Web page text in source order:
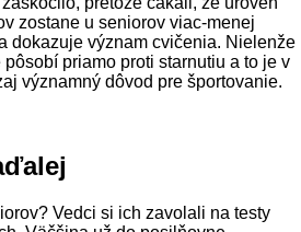
zostane u seniorov viac-menej
dokazuje význam cvičenia. Nielenže
priamo proti starnutiu a to je v
významný dôvod pre športovanie.
Vedci si ich zavolali na testy